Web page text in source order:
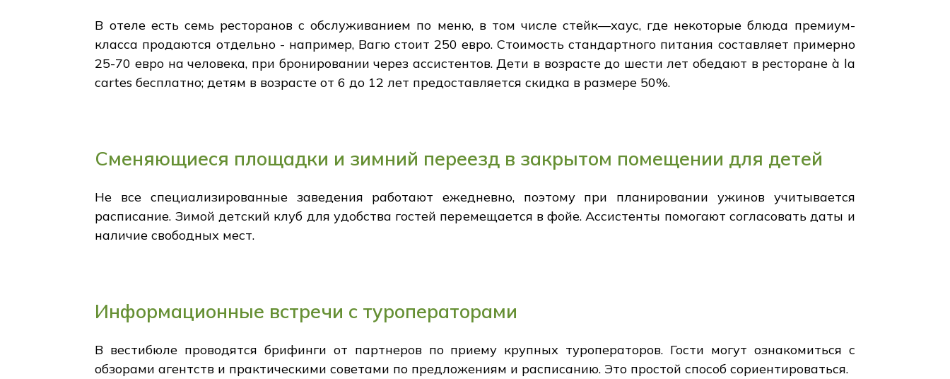
В отеле есть семь ресторанов с обслуживанием по меню, в том числе стейк—хаус, где некоторые блюда премиум-
класса продаются отдельно - например, Вагю стоит 250 евро. Стоимость стандартного питания составляет примерно
25-70 евро на человека, при бронировании через ассистентов. Дети в возрасте до шести лет обедают в ресторане à la
cartes бесплатно; детям в возрасте от 6 до 12 лет предоставляется скидка в размере 50%.
Сменяющиеся площадки и зимний переезд в закрытом помещении для детей
Не все специализированные заведения работают ежедневно, поэтому при планировании ужинов учитывается
расписание. Зимой детский клуб для удобства гостей перемещается в фойе. Ассистенты помогают согласовать даты и
наличие свободных мест.
Информационные встречи с туроператорами
В вестибюле проводятся брифинги от партнеров по приему крупных туроператоров. Гости могут ознакомиться с
обзорами агентств и практическими советами по предложениям и расписанию. Это простой способ сориентироваться.